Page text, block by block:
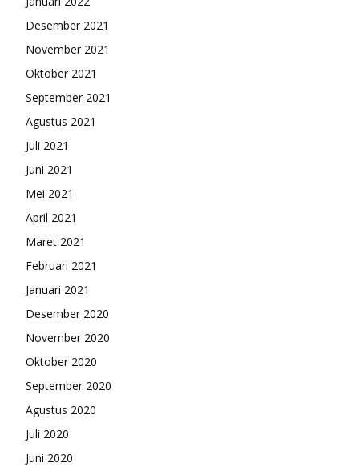
Desember 2021
November 2021
Oktober 2021
September 2021
Agustus 2021
Juli 2021
Juni 2021
Mei 2021
April 2021
Maret 2021
Februari 2021
Januari 2021
Desember 2020
November 2020
Oktober 2020
September 2020
Agustus 2020
Juli 2020
Juni 2020